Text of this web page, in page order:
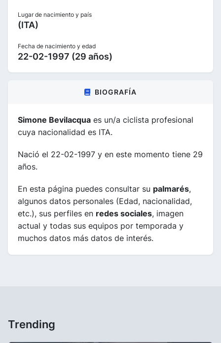
Lugar de nacimiento y país
(ITA)
Fecha de nacimiento y edad
22-02-1997 (29 años)
BIOGRAFÍA
Simone Bevilacqua es un/a ciclista profesional
cuya nacionalidad es ITA.
Nació el 22-02-1997 y en este momento tiene 29
años.
En esta página puedes consultar su palmarés,
algunos datos personales (Edad, nacionalidad,
etc.), sus perfiles en redes sociales, imagen
actual y todas sus equipos por temporada y
muchos datos más datos de interés.
Trending